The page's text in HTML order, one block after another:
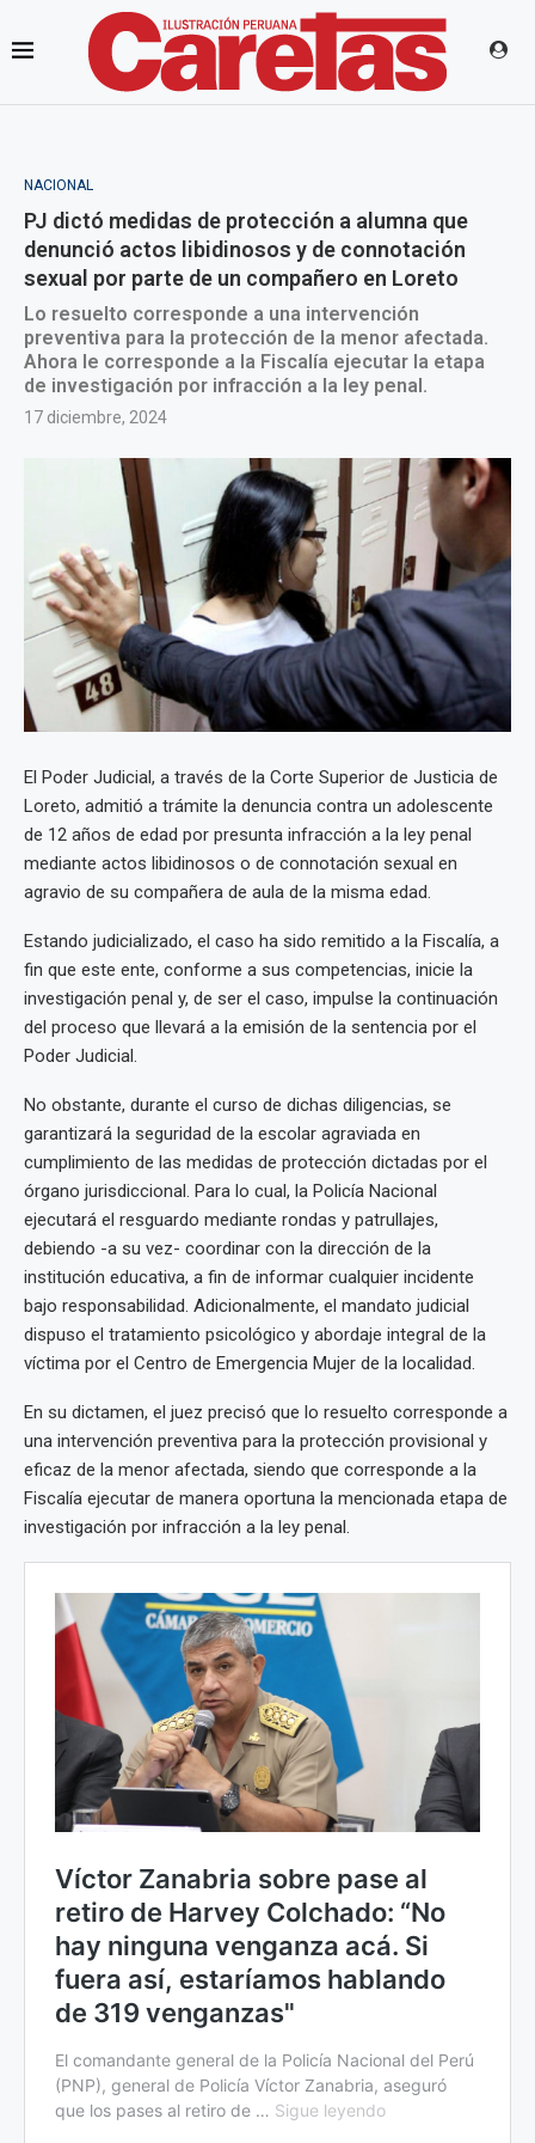
NACIONAL
PJ dictó medidas de protección a alumna que
denunció actos libidinosos y de connotación
sexual por parte de un compañero en Loreto
Lo resuelto corresponde a una intervención
preventiva para la protección de la menor afectada.
Ahora le corresponde a la Fiscalía ejecutar la etapa
de investigación por infracción a la ley penal.
17 diciembre, 2024
El Poder Judicial, a través de la Corte Superior de Justicia de
Loreto, admitió a trámite la denuncia contra un adolescente
de 12 años de edad por presunta infracción a la ley penal
mediante actos libidinosos o de connotación sexual en
agravio de su compañera de aula de la misma edad.
Estando judicializado, el caso ha sido remitido a la Fiscalía, a
fin que este ente, conforme a sus competencias, inicie la
investigación penal y, de ser el caso, impulse la continuación
del proceso que llevará a la emisión de la sentencia por el
Poder Judicial.
No obstante, durante el curso de dichas diligencias, se
garantizará la seguridad de la escolar agraviada en
cumplimiento de las medidas de protección dictadas por el
órgano jurisdiccional. Para lo cual, la Policía Nacional
ejecutará el resguardo mediante rondas y patrullajes,
debiendo -a su vez- coordinar con la dirección de la
institución educativa, a fin de informar cualquier incidente
bajo responsabilidad. Adicionalmente, el mandato judicial
dispuso el tratamiento psicológico y abordaje integral de la
víctima por el Centro de Emergencia Mujer de la localidad.
En su dictamen, el juez precisó que lo resuelto corresponde a
una intervención preventiva para la protección provisional y
eficaz de la menor afectada, siendo que corresponde a la
Fiscalía ejecutar de manera oportuna la mencionada etapa de
investigación por infracción a la ley penal.